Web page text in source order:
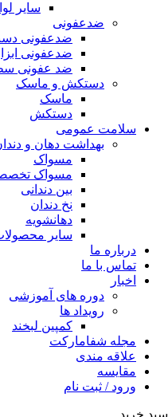
سایر
ضدعفونی
ضدعفونی
ضدعفونی
ضد عفونی
دستکش و ماسک
ماسک
دستکش
سلامت عمومی
بهداشت دهان و
مسواک
مسواک
بین دندانی
نخ دندان
دهانشویه
سایر
درباره ما
تماس با ما
اخبار
دوره های آموزشی
رویداد ها
کمپین لبخند
مجله شفامارکت
علاقه مندی
مقایسه
ورود / ثبت نام
سبد خرید